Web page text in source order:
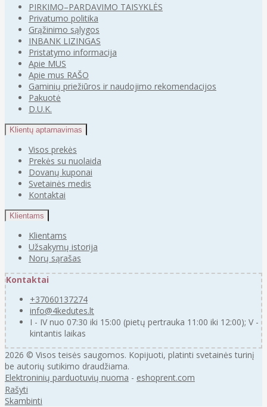
PIRKIMO–PARDAVIMO TAISYKLĖS
Privatumo politika
Grąžinimo sąlygos
INBANK LIZINGAS
Pristatymo informacija
Apie MUS
Apie mus RAŠO
Gaminių priežiūros ir naudojimo rekomendacijos
Pakuotė
D.U.K.
Klientų aptarnavimas
Visos prekės
Prekės su nuolaida
Dovanų kuponai
Svetainės medis
Kontaktai
Klientams
Klientams
Užsakymų istorija
Norų sąrašas
Kontaktai
+37060137274
info@4kedutes.lt
I - IV nuo 07:30 iki 15:00 (pietų pertrauka 11:00 iki 12:00); V -
kintantis laikas
2026 © Visos teisės saugomos. Kopijuoti, platinti svetainės turinį
be autorių sutikimo draudžiama.
Elektroninių parduotuvių nuoma - eshoprent.com
Rašyti
Skambinti